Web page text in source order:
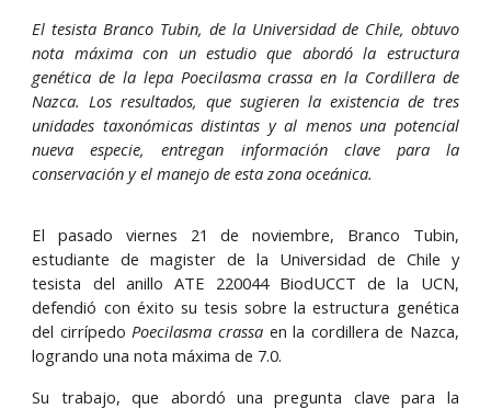
El tesista Branco Tubin, de la Universidad de Chile, obtuvo
nota máxima con un estudio que abordó la estructura
genética de la lepa Poecilasma crassa en la Cordillera de
Nazca. Los resultados, que sugieren la existencia de tres
unidades taxonómicas distintas y al menos una potencial
nueva especie, entregan información clave para la
conservación y el manejo de esta zona oceánica.
El pasado viernes 21 de noviembre, Branco Tubin,
estudiante de magister de la Universidad de Chile y
tesista del anillo ATE 220044 BiodUCCT de la UCN,
defendió con éxito su tesis sobre la estructura genética
del cirrípedoPoecilasma crassa en la cordillera de Nazca,
logrando una nota máxima de 7.0.
Su trabajo, que abordó una pregunta clave para la